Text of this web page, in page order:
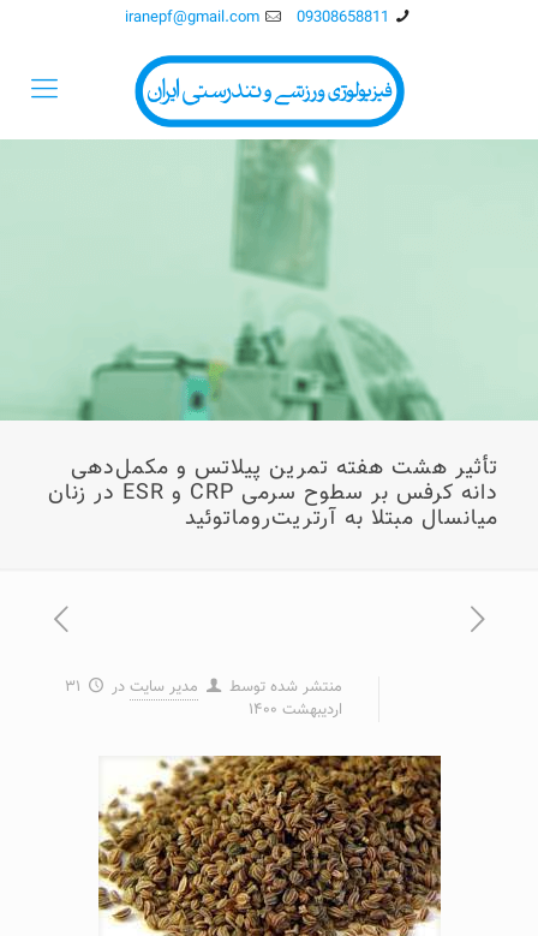
09308658811
iranepf@gmail.com
تأثیر هشت هفته تمرین پیلاتس و مکمل‌دهی
دانه کرفس بر سطوح سرمی CRP و ESR در زنان
میانسال مبتلا به آرتریت‌روماتوئید
منتشر شده توسط مدیر سایت در
۳۱
اردیبهشت ۱۴۰۰